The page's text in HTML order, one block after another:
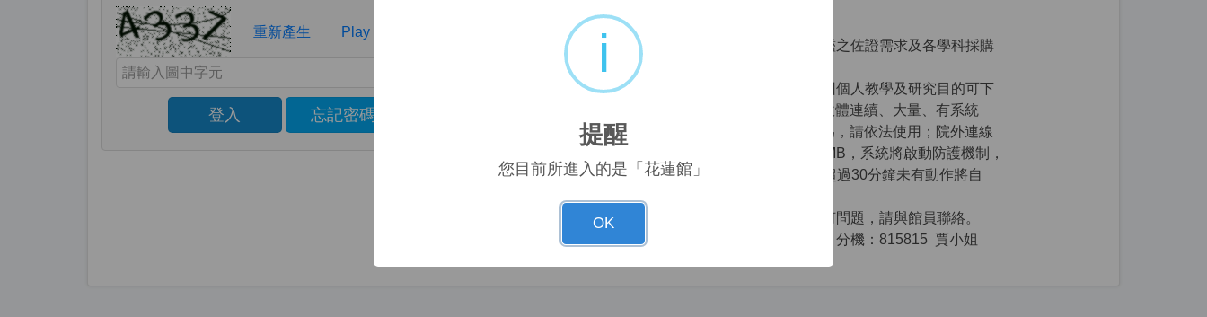
Toggle to show or hide your password
Verification Code
重新產生
Play captcha audio
Enter the characters shown in the image above
登入 忘記密碼
使用須知：
請確實輸入個人帳號，以利評鑑之佐證需求及各學科採購
之依據。
2.
下載文獻時請遵守著作權法：因個人教學及研究目的可下
載文獻，但不得使用自動下載軟體連續、大量、有系統
的下載檔案，亦不可有商業行為，請依法使用；院外連線
使用5分鐘內，若下載超過500MB，系統將啟動防護機制，
帳號將自動鎖住60分鐘。系統超過30分鐘未有動作將自
帳號查詢、電子資源使用等任何問題，請與館員聯絡。
chw13@mail.h805.mnd.gov.tw 分機：815815 賈小姐
i
提醒
您目前所進入的是「花蓮館」
OK